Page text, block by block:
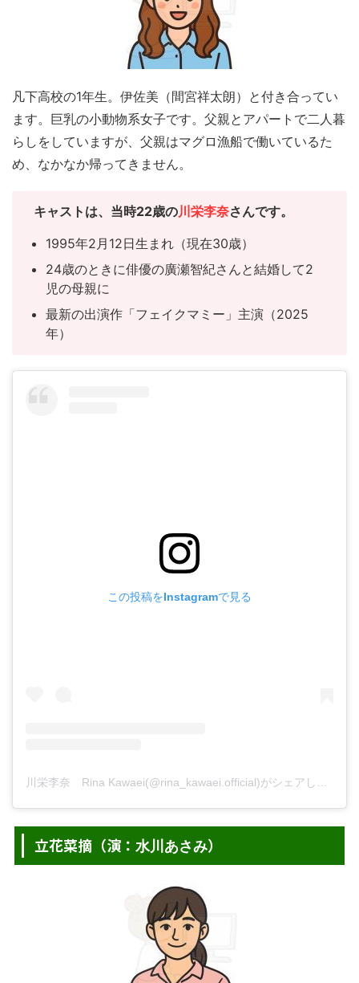
凡下高校の1年生。伊佐美（間宮祥太朗）と付き合ってい
ます。巨乳の小動物系女子です。父親とアパートで二人暮
らしをしていますが、父親はマグロ漁船で働いているた
め、なかなか帰ってきません。
キャスト は、当時22歳の川栄李奈さんです。
1995年2月12日生まれ（現在30歳）
24歳のときに俳優の廣瀬智紀さんと結婚して2
児の母親に
最新の出演作「フェイクマミー」主演（2025
年）
この投稿をInstagramで見る
立花菜摘（演：水川あさみ）